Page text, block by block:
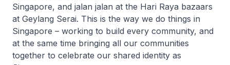
Singapore, and jalan jalan at the Hari Raya bazaars
at Geylang Serai. This is the way we do things in
Singapore – working to build every community, and
at the same time bringing all our communities
together to celebrate our shared identity as